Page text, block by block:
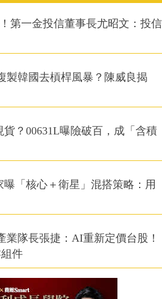
第一金投信董事長尤昭文：投信
製韓國去槓桿風暴？陳威良揭
？00631L曝險破百，成「含積
曝「核心＋衛星」混搭策略：用
業隊長張捷：AI重新定價台股！
件